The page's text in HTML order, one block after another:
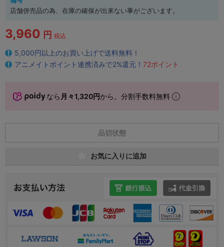
店舗併売品の為、在庫の確保が出来ない事がございます。
3,960 円 税込
5,000円以上のお買い上げで送料無料！
アニメイトポイント連携済みで2%還元！ 72ポイント
なら 月々1,320円から。分割手数料無料
品切状態
お気に入りに追加